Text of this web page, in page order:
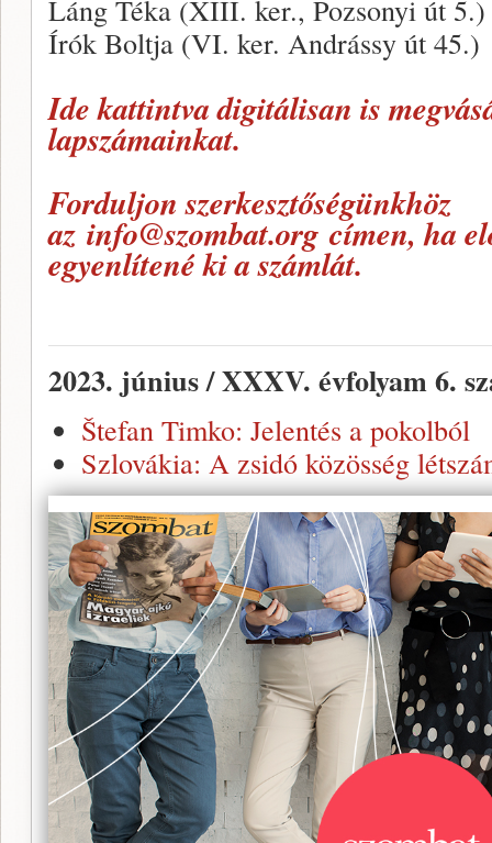
Láng Téka (XIII. ker., Pozsonyi út 5.)
Írók Boltja (VI. ker. Andrássy út 45.)
Ide kattintva digitálisan is
lapszámainkat.
Forduljon szerkesztőségünkhöz
az info@szombat.org címen, ha
egyenlítené ki a számlát.
2023. június / XXXV. évfolyam 6.
Štefan Timko: Jelentés a pokolból
Szlovákia: A zsidó közösség